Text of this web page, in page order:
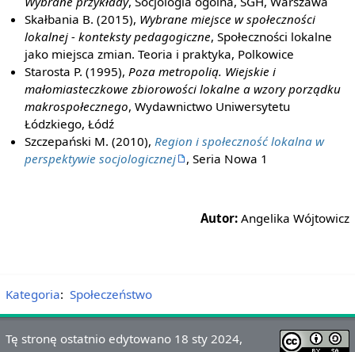
Skałbania B. (2015), Wybrane miejsce w społeczności
lokalnej - konteksty pedagogiczne, Społeczności lokalne
jako miejsca zmian. Teoria i praktyka, Polkowice
Starosta P. (1995),Poza metropolią. Wiejskie i
małomiasteczkowe zbiorowości lokalne a wzory porządku
makrospołecznego, Wydawnictwo Uniwersytetu
Łódzkiego, Łódź
Szczepański M. (2010),Region i społeczność lokalna w
perspektywie socjologicznej
, Seria Nowa 1
Autor: Angelika Wójtowicz
Kategoria: Społeczeństwo
Tę stronę ostatnio edytowano 18 sty 2024,